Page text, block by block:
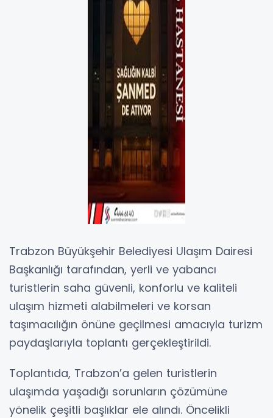
Trabzon Büyükşehir Belediyesi Ulaşım Dairesi
Başkanlığı tarafından, yerli ve yabancı
turistlerin saha güvenli, konforlu ve kaliteli
ulaşım hizmeti alabilmeleri ve korsan
taşımacılığın önüne geçilmesi amacıyla turizm
paydaşlarıyla toplantı gerçekleştirildi.
Toplantıda, Trabzon’a gelen turistlerin
ulaşımda yaşadığı sorunların çözümüne
yönelik çeşitli başlıklar ele alındı. Öncelikli